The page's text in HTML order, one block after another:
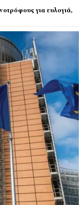
για ευλογιά,